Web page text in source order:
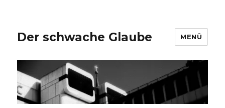
Der schwache Glaube MENÜ